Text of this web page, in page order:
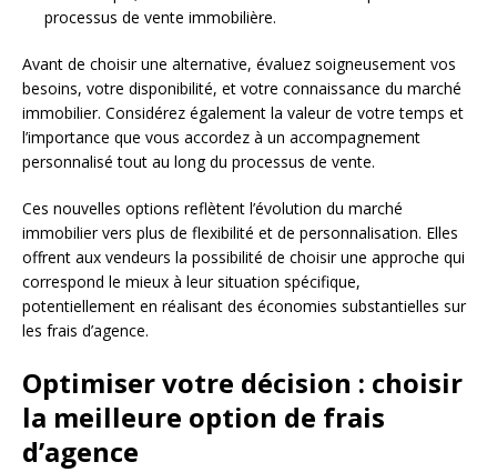
processus de vente immobilière.
Avant de choisir une alternative, évaluez soigneusement vos
besoins, votre disponibilité, et votre connaissance du marché
immobilier. Considérez également la valeur de votre temps et
l’importance que vous accordez à un accompagnement
personnalisé tout au long du processus de vente.
Ces nouvelles options reflètent l’évolution du marché
immobilier vers plus de flexibilité et de personnalisation. Elles
offrent aux vendeurs la possibilité de choisir une approche qui
correspond le mieux à leur situation spécifique,
potentiellement en réalisant des économies substantielles sur
les frais d’agence.
Optimiser votre décision : choisir
la meilleure option de frais
d’agence